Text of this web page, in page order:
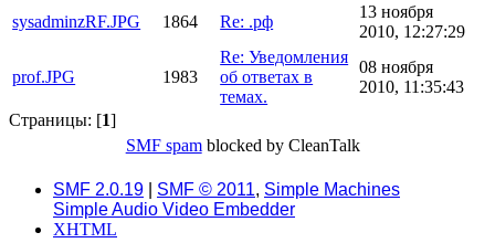
sysadminzRF.JPG 1864 Re: .рф
13 ноября
2010, 12:27:29
prof.JPG 1983
Re: Уведомления
об ответах в
темах.
08 ноября
2010, 11:35:43
Страницы: [1]
SMF spamblocked by CleanTalk
SMF 2.0.19 SMF © 2011, Simple Machines
Simple Audio Video Embedder
XHTML